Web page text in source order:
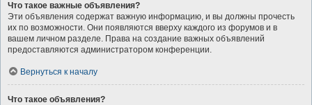
Что такое важные объявления?
Эти объявления содержат важную информацию, и вы должны прочесть
их по возможности. Они появляются вверху каждого из форумов и в
вашем личном разделе. Права на создание важных объявлений
предоставляются администратором конференции.
Вернуться к началу
Что такое объявления?